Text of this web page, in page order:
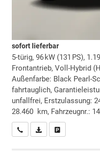
sofort lieferbar
5-türig, 96 kW (131 PS),
Frontantrieb, Voll-Hybrid
Außenfarbe: Black Pearl-
fahrtauglich,
unfallfrei, Erstzulassung:
28.460 km, Fahrzeugnr.:
Wir rufen Sie an
PDF-Datei,